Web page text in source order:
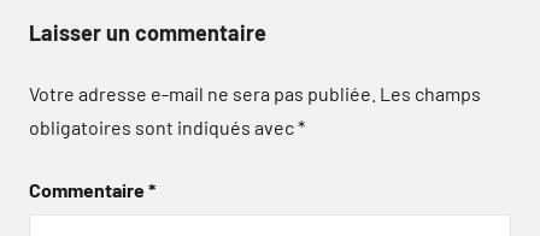
Laisser un commentaire
Votre adresse e-mail ne sera pas publiée. Les champs
obligatoires sont indiqués avec*
Commentaire*